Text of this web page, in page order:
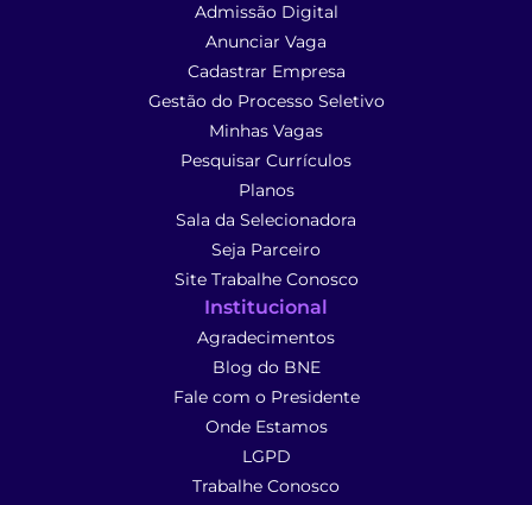
Admissão Digital
Anunciar Vaga
Cadastrar Empresa
Gestão do Processo Seletivo
Minhas Vagas
Pesquisar Currículos
Planos
Sala da Selecionadora
Seja Parceiro
Site Trabalhe Conosco
Institucional
Agradecimentos
Blog do BNE
Fale com o Presidente
Onde Estamos
LGPD
Trabalhe Conosco